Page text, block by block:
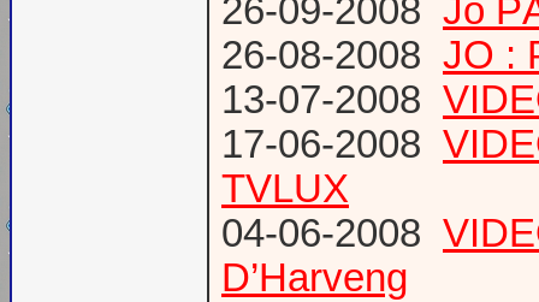
26-09-2008 Jo
26-08-2008 JO :
13-07-2008
17-06-2008
TVLUX
04-06-2008
D’Harveng